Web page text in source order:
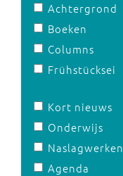
Achtergrond
Boeken
Columns
Frühstücksei
Kort nieuws
Onderwijs
Naslagwerken
Agenda